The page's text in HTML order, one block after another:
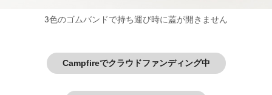
3色のゴムバンドで持ち運び時に蓋が開きません
Campfireでクラウドファンディング中